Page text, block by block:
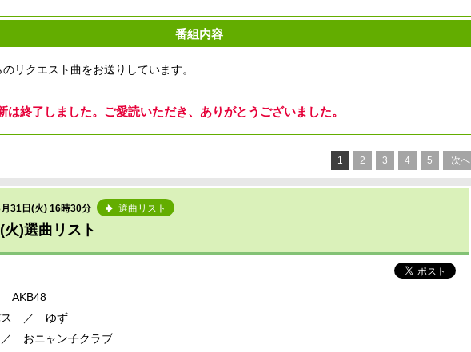
番組内容
リクエスト曲をお送りしています。
は終了しました。ご愛読いただき、ありがとうございました。
1 2 3 4 5 次へ
31日(火) 16時30分 選曲リスト
火)選曲リスト
AKB48
ス ／ ゆず
おニャン子クラブ